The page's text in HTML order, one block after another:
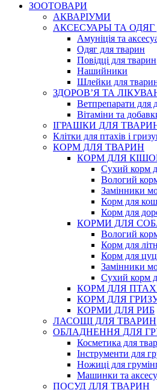
ЗООТОВАРИ
АКВАРІУМИ
АКСЕСУАРЫ ТА
Амуніція та
Одяг для тварин
Повідці для тварин
Нашийники
Шлейки для
ЗДОРОВ’Я ТА
Ветпрепарати для
Вітаміни та
ІГРАШКИ ДЛЯ
Клітки для птахів і
КОРМ ДЛЯ ТВАРИН
КОРМ ДЛЯ
Сухий корм
Вологий
Замінники
Корм для
Корм для
КОРМИ ДЛЯ
Вологий
Корм для
Корм для
Замінники
Сухий корм
КОРМ ДЛЯ
КОРМ ДЛЯ
КОРМИ ДЛЯ РИБ
ЛАСОЩІ ДЛЯ ТВАРИН
ОБЛАДНЕННЯ ДЛЯ
Косметика для
Інструменти для
Ножиці для
Машинки та
ПОСУД ДЛЯ ТВАРИН